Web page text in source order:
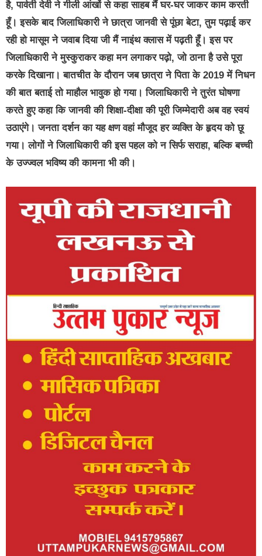
है, पार्वती देवी ने गीली आंखों से कहा साहब मैं घर-घर जाकर काम करती
हूँ। इसके बाद जिलाधिकारी ने छात्रा जानवी से पूंछा बेटा, तुम पढ़ाई कर
रही हो मासूम ने जवाब दिया जी मैं नाइंथ क्लास में पढ़ती हूँ। इस पर
जिलाधिकारी ने मुस्कुराकर कहा मन लगाकर पढ़ो, जो ठाना है उसे पूरा
करके दिखाना। बातचीत के दौरान जब छात्रा ने पिता के 2019 में निधन
की बात बताई तो माहौल भावुक हो गया। जिलाधिकारी ने तुरंत घोषणा
करते हुए कहा कि जानवी की शिक्षा-दीक्षा की पूरी जिम्मेदारी अब वह स्वयं
उठाएंगे। जनता दर्शन का यह क्षण वहां मौजूद हर व्यक्ति के हृदय को छू
गया। लोगों ने जिलाधिकारी की इस पहल को न सिर्फ सराहा, बल्कि बच्ची
के उज्ज्वल भविष्य की कामना भी की।